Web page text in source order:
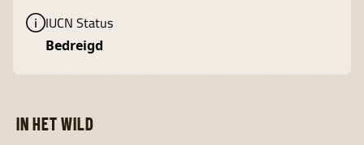
IUCN Status
Bedreigd
IN HET WILD